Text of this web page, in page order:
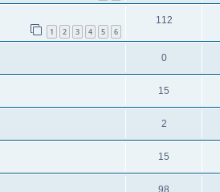
1 2 3 4 5 6
112
0
15
2
15
98